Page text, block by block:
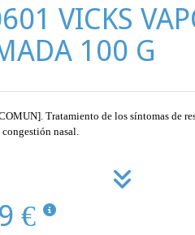
VICKS
100 G
Tratamiento de los síntomas de
nasal.
€